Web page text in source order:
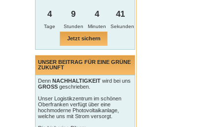
4
Tage
9 4 40
Jetzt sichern
UNSER BEITRAG FÜR EINE GRÜNE
ZUKUNFT
DennNACHHALTIGKEIT wird bei uns
GROSS geschrieben.
Unser Logistikzentrum im schönen
Oberfranken verfügt über eine
hochmoderne Photovoltaikanlage,
welche uns mit Strom versorgt.